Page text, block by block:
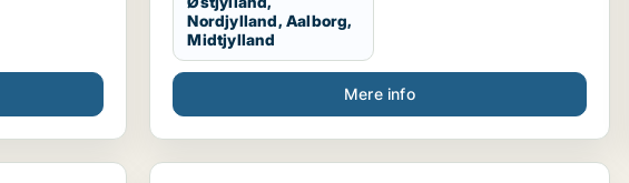
Nordjylland, Aalborg,
Midtjylland
Mere info